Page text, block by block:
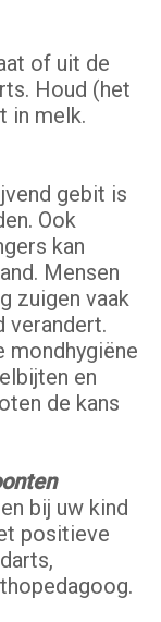
of uit de
Houd (het
in melk.
gebit is
Ook
kan
Mensen
zuigen vaak
verandert.
mondhygiëne
en
de kans
bij uw kind
positieve